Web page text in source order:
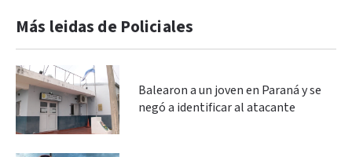
Más leidas de Policiales
Balearon a un joven en Paraná y se
negó a identificar al atacante